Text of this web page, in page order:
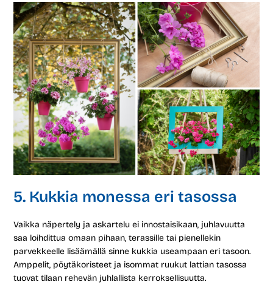
5. Kukkia monessa eri tasossa
Vaikka näpertely ja askartelu ei innostaisikaan, juhlavuutta
saa loihdittua omaan pihaan, terassille tai pienellekin
parvekkeelle lisäämällä sinne kukkia useampaan eri tasoon.
Amppelit, pöytäkoristeet ja isommat ruukut lattian tasossa
tuovat tilaan rehevän juhlallista kerroksellisuutta.